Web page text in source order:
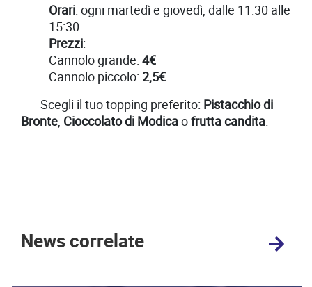
Orari: ogni martedì e giovedì, dalle 11:30 alle
15:30
Prezzi:
Cannolo grande: 4€
Cannolo piccolo: 2,5€
Scegli il tuo topping preferito: Pistacchio di
Bronte, Cioccolato di Modicaofrutta candita.
News correlate